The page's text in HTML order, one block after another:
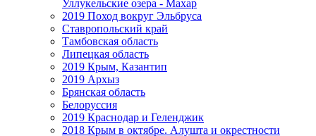
Уллукельские озера - Махар
2019 Поход вокруг Эльбруса
Ставропольский край
Тамбовская область
Липецкая область
2019 Крым, Казантип
2019 Архыз
Брянская область
Белоруссия
2019 Краснодар и Геленджик
2018 Крым в октябре. Алушта и окрестности